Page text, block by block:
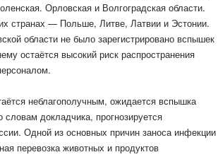
Орловская и Волгоградская области.
странах — Польше, Литве, Латвии и Эстонии.
области не было зарегистрировано вспышек
остаётся высокий риск распространения
неблагополучным, ожидается вспышка
докладчика, прогнозируется
Одной из основных причин заноса инфекции
перевозка животных и продуктов